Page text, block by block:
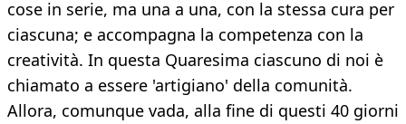
cose in serie, ma una a una, con la stessa cura per
ciascuna; e accompagna la competenza con la
creatività. In questa Quaresima ciascuno di noi è
chiamato a essere 'artigiano' della comunità.
Allora, comunque vada, alla fine di questi 40 giorni